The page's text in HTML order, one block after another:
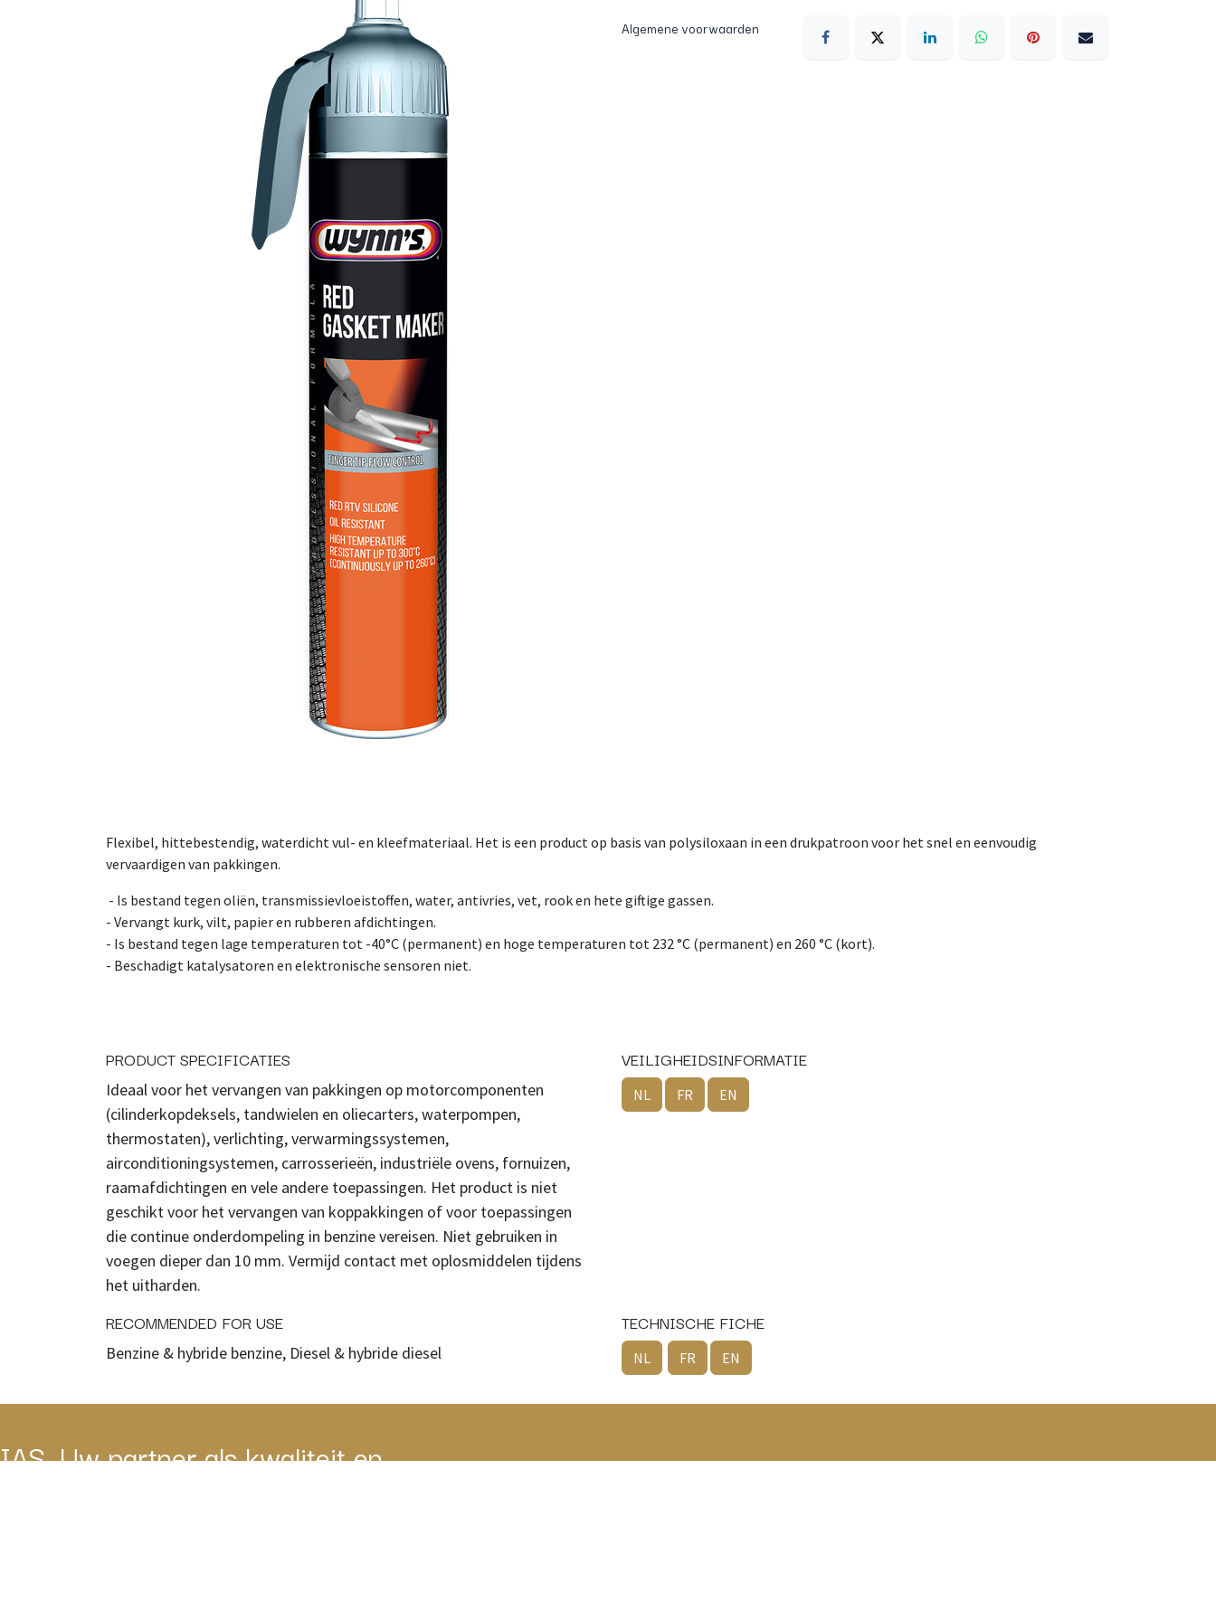
Algemene voorwaarden
Flexibel, hittebestendig, waterdicht vul- en kleefmateriaal. Het is een product op basis van polysiloxaan in een drukpatroon voor het snel en eenvoudig
vervaardigen van pakkingen.
- Is bestand tegen oliën, transmissievloeistoffen, water, antivries, vet, rook en hete giftige gassen.
- Vervangt kurk, vilt, papier en rubberen afdichtingen.
- Is bestand tegen lage temperaturen tot -40°C (permanent) en hoge temperaturen tot 232 °C (permanent) en 260 °C (kort).
- Beschadigt katalysatoren en elektronische sensoren niet.
PRODUCT SPECIFICATIES
Ideaal voor het vervangen van pakkingen op motorcomponenten
(cilinderkopdeksels, tandwielen en oliecarters, waterpompen,
thermostaten), verlichting, verwarmingssystemen,
airconditioningsystemen, carrosserieën, industriële ovens, fornuizen,
raamafdichtingen en vele andere toepassingen. Het product is niet
geschikt voor het vervangen van koppakkingen of voor toepassingen
die continue onderdompeling in benzine vereisen. Niet gebruiken in
voegen dieper dan 10 mm. Vermijd contact met oplosmiddelen tijdens
het uitharden.
VEILIGHEIDSINFORMATIE
NL FR EN
RECOMMENDED FOR USE
Benzine & hybride benzine, Diesel & hybride diesel
TECHNISCHE FICHE
NL FR EN
IAS, Uw partner als kwaliteit en